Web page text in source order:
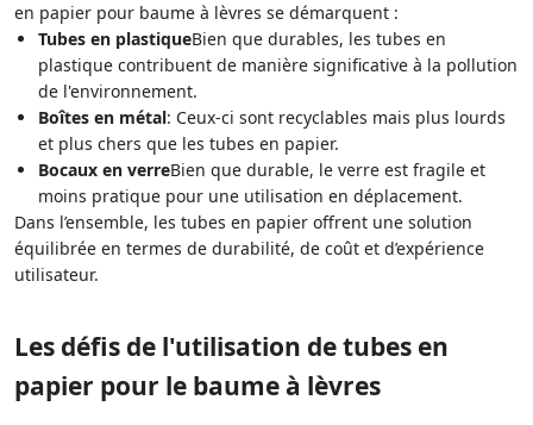
en papier pour baume à lèvres se démarquent :
Tubes en plastiqueBien que durables, les tubes en
plastique contribuent de manière significative à la pollution
de l'environnement.
Boîtes en métal: Ceux-ci sont recyclables mais plus lourds
et plus chers que les tubes en papier.
Bocaux en verreBien que durable, le verre est fragile et
moins pratique pour une utilisation en déplacement.
Dans l’ensemble, les tubes en papier offrent une solution
équilibrée en termes de durabilité, de coût et d’expérience
utilisateur.
Les défis de l'utilisation de tubes en
papier pour le baume à lèvres